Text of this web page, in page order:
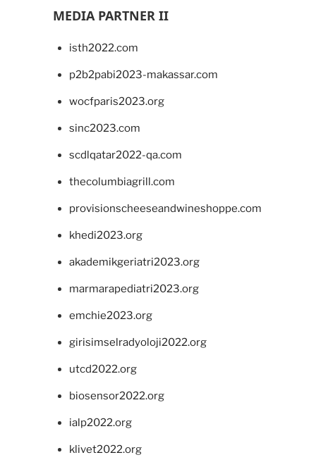
MEDIA PARTNER II
isth2022.com
p2b2pabi2023-makassar.com
wocfparis2023.org
sinc2023.com
scdlqatar2022-qa.com
thecolumbiagrill.com
provisionscheeseandwineshoppe.com
khedi2023.org
akademikgeriatri2023.org
marmarapediatri2023.org
emchie2023.org
girisimselradyoloji2022.org
utcd2022.org
biosensor2022.org
ialp2022.org
klivet2022.org